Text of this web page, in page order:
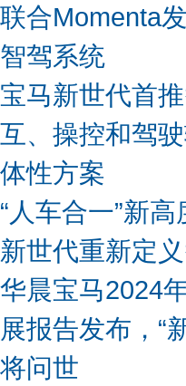
联合Momenta
智驾系统
宝马新世代首
互、操控和驾
体性方案
“人车合一”新
新世代重新定
华晨宝马2024
展报告发布，“
将问世